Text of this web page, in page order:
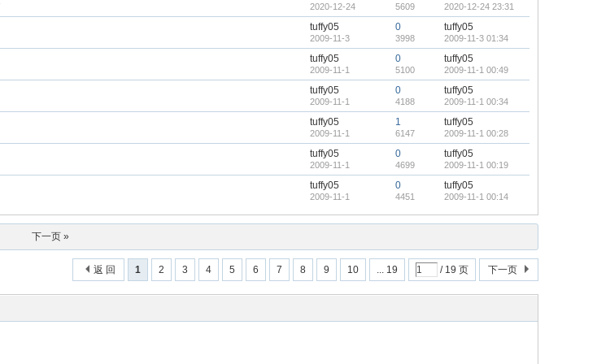
2020-12-24 5609 2020-12-24 23:31
tuffy05
2009-11-3
0
3998
tuffy05
2009-11-3 01:34
tuffy05
2009-11-1
0
5100
tuffy05
2009-11-1 00:49
tuffy05
2009-11-1
0
4188
tuffy05
2009-11-1 00:34
tuffy05
2009-11-1
1
6147
tuffy05
2009-11-1 00:28
tuffy05
2009-11-1
0
4699
tuffy05
2009-11-1 00:19
tuffy05
2009-11-1
0
4451
tuffy05
2009-11-1 00:14
下一页 »
1 2 3 4 5 6 7 8 9 10 ... 19 / 19 页 下一页
返 回